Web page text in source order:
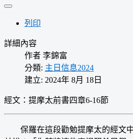
列印
詳細內容
作者 李錦富
分類: 主日信息2024
建立: 2024年 8月 18日
經文： 提摩太前書四章6-16節
保羅在這段勸勉提摩太的經文中